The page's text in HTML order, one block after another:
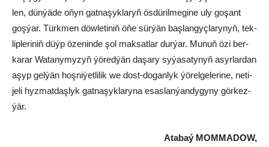
len, dün­ýä­de oňyn gat­na­şyk­la­ryň ös­dü­ril­me­gi­ne uly go­şant
goş­ýar. Türk­men döw­le­ti­niň öňe sür­ýän baş­lan­gyç­la­ry­nyň, tek­
lip­le­ri­niň düýp öze­nin­de şol mak­sat­lar dur­ýar. Mu­nuň özi ber­
ka­rar Wa­ta­ny­my­zyň ýö­red­ýän da­şa­ry sy­ýa­sa­ty­nyň asyr­lar­dan
aşyp gel­ýän hoş­ni­ýet­li­lik we dost-do­gan­lyk ýö­rel­ge­le­ri­ne, ne­ti­
je­li hyz­mat­daş­lyk gat­na­şyk­la­ry­na esas­lan­ýan­dy­gy­ny gör­kez­
ýär.
Ata­baý MOM­MA­DOW,